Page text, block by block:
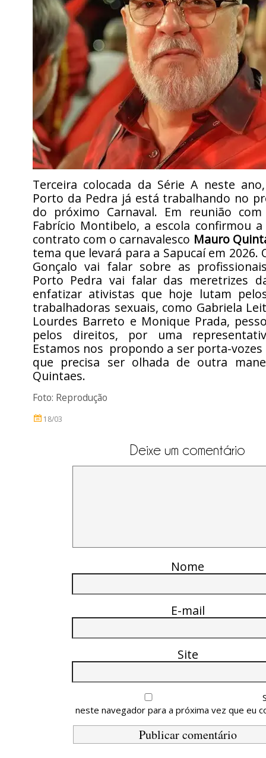
Terceira colocada da Série A neste
Porto da Pedra já está trabalhando no
do próximo Carnaval. Em reunião
Fabrício Montibelo, a escola confirmou
contrato com o carnavalesco Mauro
tema que levará para a Sapucaí em 2026.
Gonçalo vai falar sobre as
Porto Pedra vai falar das meretrizes
enfatizar ativistas que hoje lutam
trabalhadoras sexuais, como Gabriela
Lourdes Barreto e Monique Prada,
pelos direitos, por uma
Estamos nos propondo a ser porta-vozes
que precisa ser olhada de outra
Quintaes.
Foto: Reprodução
18/03
Deixe um comentário
Nome
E-mail
Site
neste navegador para a próxima vez que eu